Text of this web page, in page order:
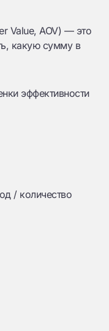
Value, AOV) — это
какую сумму в
эффективности
/ количество